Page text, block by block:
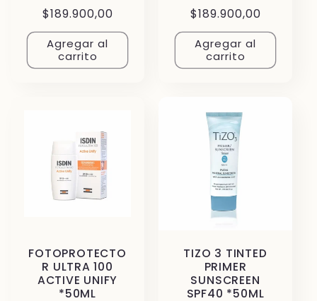
Precio
habitual
$189.900,00
Agregar al
carrito
Precio
habitual
$189.900,00
Agregar al
carrito
FOTOPROTECTO
R ULTRA 100
ACTIVE UNIFY
*50ML
TIZO 3 TINTED
PRIMER
SUNSCREEN
SPF40 *50ML